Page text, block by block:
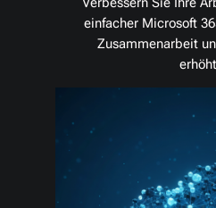
einfacher Microsoft
Zusammenarbeit